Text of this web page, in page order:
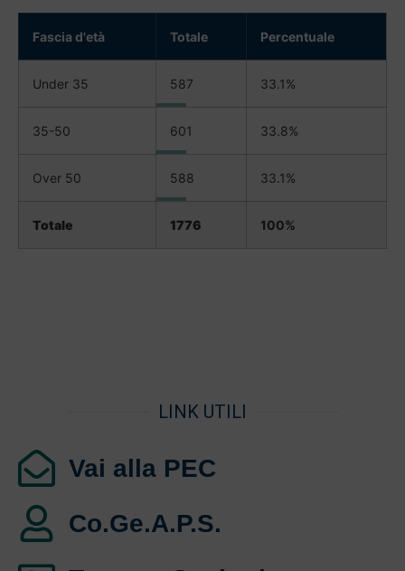
Fascia d'età Totale Percentuale
Under 35 587 33.1%
35-50 601 33.8%
Over 50 588 33.1%
Totale 1776 100%
LINK UTILI
Vai alla PEC
Co.Ge.A.P.S.